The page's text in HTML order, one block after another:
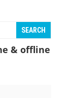
& offline